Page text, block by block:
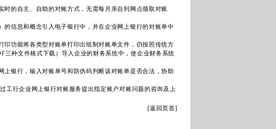
的自主、自助的对账方式，无需每月亲自到网点领取对账
信息和概念引入电子银行中，并在企业网上银行的对账单中
功能将各类型对账单打印出纸制对账单文件，仍按照传统方
三种文件格式下载）导入企业的财务系统中，使企业财务系统
银行，输入对账单号和防伪码判断该对账单是否合法，协助
行企业网上银行对账服务提出指定账户对账问题的咨询及上
[返回页首]